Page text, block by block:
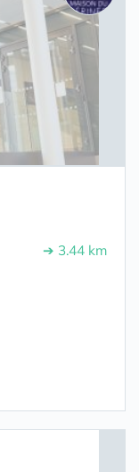
➔ 3.44 km